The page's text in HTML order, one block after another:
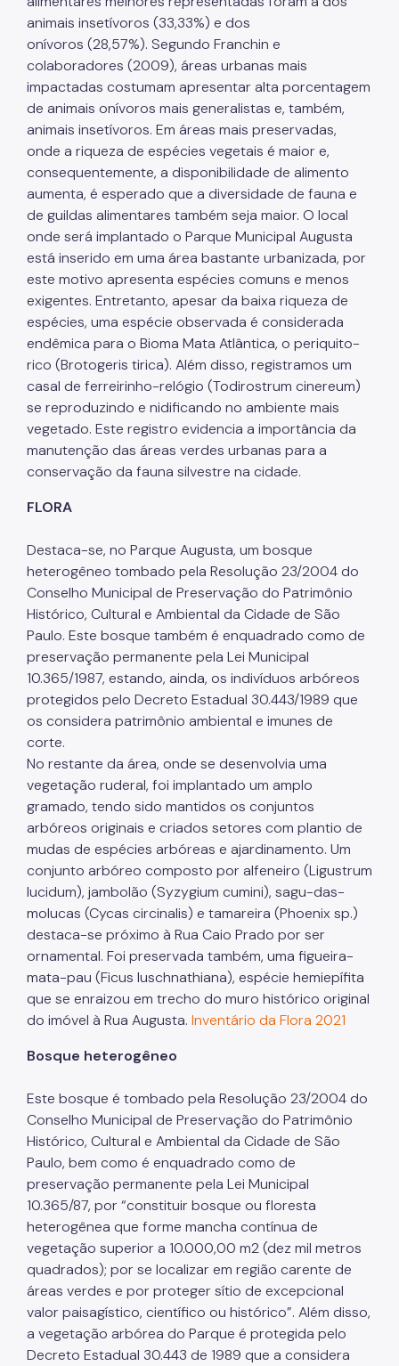
animais insetívoros (33,33%) e dos
onívoros (28,57%). Segundo Franchin e
colaboradores (2009), áreas urbanas mais
impactadas costumam apresentar alta porcentagem
de animais onívoros mais generalistas e, também,
animais insetívoros. Em áreas mais preservadas,
onde a riqueza de espécies vegetais é maior e,
consequentemente, a disponibilidade de alimento
aumenta, é esperado que a diversidade de fauna e
de guildas alimentares também seja maior. O local
onde será implantado o Parque Municipal Augusta
está inserido em uma área bastante urbanizada, por
este motivo apresenta espécies comuns e menos
exigentes. Entretanto, apesar da baixa riqueza de
espécies, uma espécie observada é considerada
endêmica para o Bioma Mata Atlântica, o periquito-
rico (Brotogeris tirica). Além disso, registramos um
casal de ferreirinho-relógio (Todirostrum cinereum)
se reproduzindo e nidificando no ambiente mais
vegetado. Este registro evidencia a importância da
manutenção das áreas verdes urbanas para a
conservação da fauna silvestre na cidade.
FLORA
Destaca-se, no Parque Augusta, um bosque
heterogêneo tombado pela Resolução 23/2004 do
Conselho Municipal de Preservação do Patrimônio
Histórico, Cultural e Ambiental da Cidade de São
Paulo. Este bosque também é enquadrado como de
preservação permanente pela Lei Municipal
10.365/1987, estando, ainda, os indivíduos arbóreos
protegidos pelo Decreto Estadual 30.443/1989 que
os considera patrimônio ambiental e imunes de
corte.
No restante da área, onde se desenvolvia uma
vegetação ruderal, foi implantado um amplo
gramado, tendo sido mantidos os conjuntos
arbóreos originais e criados setores com plantio de
mudas de espécies arbóreas e ajardinamento. Um
conjunto arbóreo composto por alfeneiro (Ligustrum
lucidum), jambolão (Syzygium cumini), sagu-das-
molucas (Cycas circinalis) e tamareira (Phoenix sp.)
destaca-se próximo à Rua Caio Prado por ser
ornamental. Foi preservada também, uma figueira-
mata-pau (Ficus luschnathiana), espécie hemiepífita
que se enraizou em trecho do muro histórico original
do imóvel à Rua Augusta. Inventário da Flora 2021
Bosque heterogêneo
Este bosque é tombado pela Resolução 23/2004 do
Conselho Municipal de Preservação do Patrimônio
Histórico, Cultural e Ambiental da Cidade de São
Paulo, bem como é enquadrado como de
preservação permanente pela Lei Municipal
10.365/87, por “constituir bosque ou floresta
heterogênea que forme mancha contínua de
vegetação superior a 10.000,00 m2 (dez mil metros
quadrados); por se localizar em região carente de
áreas verdes e por proteger sítio de excepcional
valor paisagístico, científico ou histórico”. Além disso,
a vegetação arbórea do Parque é protegida pelo
Decreto Estadual 30.443 de 1989 que a considera